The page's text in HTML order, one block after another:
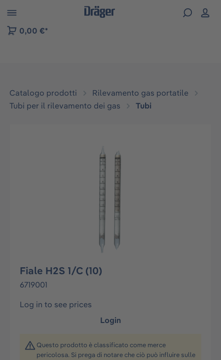
Skip to B2B platform navigation
0,00 €*
Catalogo prodotti
Rilevamento gas portatile
Tubi per il rilevamento dei gas
Tubi
Salta la galleria di immagini
Fiale H2S 1/C (10)
6719001
Log in to see prices
Login
Questo prodotto è classificato come merce
pericolosa. Si prega di notare che ciò può influire sulle